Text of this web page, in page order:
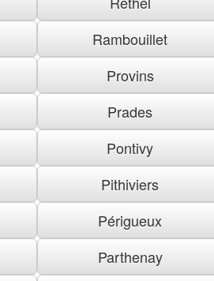
Rambouillet
Provins
Prades
Pontivy
Pithiviers
Périgueux
Parthenay